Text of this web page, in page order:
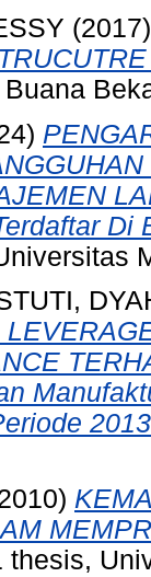
Di
thesis,